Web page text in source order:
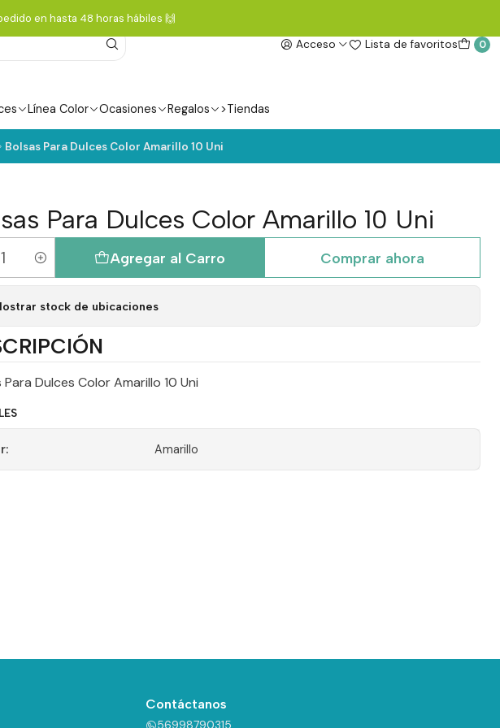
Acceso Lista de favoritos 0
Línea Color Ocasiones Regalos >Tiendas
pedido en hasta 48 horas hábiles 🙌
Bolsas Para Dulces Color Amarillo 10 Uni
Para Dulces Color Amarillo 10 Uni
Agregar al Carro Comprar ahora
stock de ubicaciones
Para Dulces Color Amarillo 10 Uni
Amarillo
Contáctanos
56998790315